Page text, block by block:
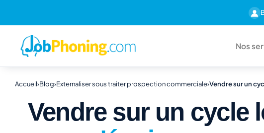
Nos
Accueil›Blog›Externaliser sous traiter prospection commerciale›Vendre sur un
Vendre sur un cycle